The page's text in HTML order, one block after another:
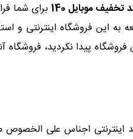
تخفیف موبایل 140
برای شما
این فروشگاه اینترنتی و
پیدا نکردید، فروشگاه
اجناس علی الخصوص